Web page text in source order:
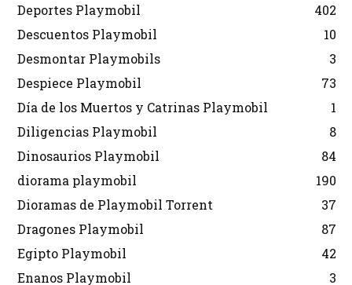
Deportes Playmobil
402
Descuentos Playmobil
10
Desmontar Playmobils
3
Despiece Playmobil
73
Día de los Muertos y Catrinas Playmobil
1
Diligencias Playmobil
8
Dinosaurios Playmobil
84
diorama playmobil
190
Dioramas de Playmobil Torrent
37
Dragones Playmobil
87
Egipto Playmobil
42
Enanos Playmobil
3